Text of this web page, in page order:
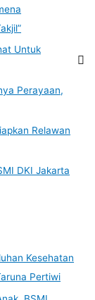
Untuk
Perayaan,
Relawan
DKI Jakarta
Kesehatan
Pertiwi